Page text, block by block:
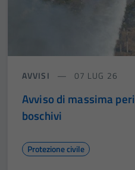
AVVISI 07 LUG 26
Avviso di massima
boschivi
Protezione civile